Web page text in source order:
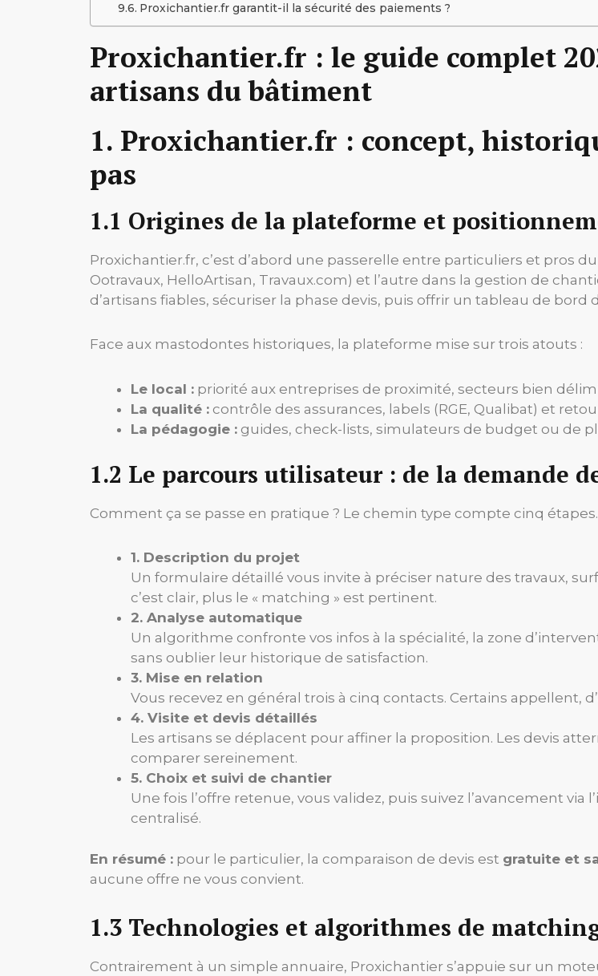
Proxichantier.fr garantit-il la sécurité des paiements ?
Proxichantier.fr : le guide complet
artisans du bâtiment
1. Proxichantier.fr : concept,
pas
1.1 Origines de la plateforme et
Proxichantier.fr, c’est d’abord une passerelle entre particuliers et pros
Ootravaux, HelloArtisan, Travaux.com) et l’autre dans la gestion de
d’artisans fiables, sécuriser la phase devis, puis offrir un tableau de bord
Face aux mastodontes historiques, la plateforme mise sur trois atouts :
Le local : priorité aux entreprises de proximité, secteurs bien
La qualité : contrôle des assurances, labels (RGE, Qualibat) et
La pédagogie : guides, check-lists, simulateurs de budget ou de
1.2 Le parcours utilisateur : de la demande
Comment ça se passe en pratique ? Le chemin type compte cinq étapes.
1. Description du projet
Un formulaire détaillé vous invite à préciser nature des travaux,
c’est clair, plus le « matching » est pertinent.
2. Analyse automatique
Un algorithme confronte vos infos à la spécialité, la zone
sans oublier leur historique de satisfaction.
3. Mise en relation
Vous recevez en général trois à cinq contacts. Certains appellent,
4. Visite et devis détaillés
Les artisans se déplacent pour affiner la proposition. Les devis
comparer sereinement.
5. Choix et suivi de chantier
Une fois l’offre retenue, vous validez, puis suivez l’avancement
centralisé.
En résumé : pour le particulier, la comparaison de devis est gratuite et
aucune offre ne vous convient.
1.3 Technologies et algorithmes de
Contrairement à un simple annuaire, Proxichantier s’appuie sur un